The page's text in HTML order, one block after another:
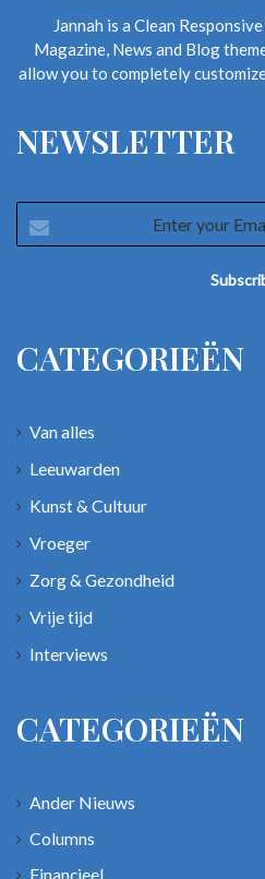
Jannah is a Clean
Magazine, News and Blog
allow you to completely
NEWSLETTER
your
CATEGORIEËN
Van alles
Leeuwarden
Kunst & Cultuur
Vroeger
Zorg & Gezondheid
Vrije tijd
Interviews
CATEGORIEËN
Ander Nieuws
Columns
Financieel